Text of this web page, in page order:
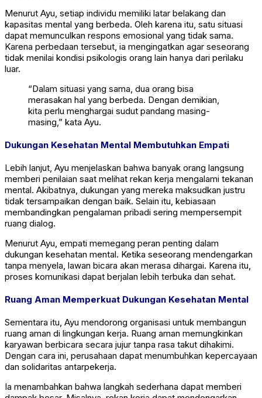
Menurut Ayu, setiap individu memiliki latar belakang dan
kapasitas mental yang berbeda. Oleh karena itu, satu situasi
dapat memunculkan respons emosional yang tidak sama.
Karena perbedaan tersebut, ia mengingatkan agar seseorang
tidak menilai kondisi psikologis orang lain hanya dari perilaku
luar.
“Dalam situasi yang sama, dua orang bisa
merasakan hal yang berbeda. Dengan demikian,
kita perlu menghargai sudut pandang masing-
masing,” kata Ayu.
Dukungan Kesehatan Mental Membutuhkan Empati
Lebih lanjut, Ayu menjelaskan bahwa banyak orang langsung
memberi penilaian saat melihat rekan kerja mengalami tekanan
mental. Akibatnya, dukungan yang mereka maksudkan justru
tidak tersampaikan dengan baik. Selain itu, kebiasaan
membandingkan pengalaman pribadi sering mempersempit
ruang dialog.
Menurut Ayu, empati memegang peran penting dalam
dukungan kesehatan mental. Ketika seseorang mendengarkan
tanpa menyela, lawan bicara akan merasa dihargai. Karena itu,
proses komunikasi dapat berjalan lebih terbuka dan sehat.
Ruang Aman Memperkuat Dukungan Kesehatan Mental
Sementara itu, Ayu mendorong organisasi untuk membangun
ruang aman di lingkungan kerja. Ruang aman memungkinkan
karyawan berbicara secara jujur tanpa rasa takut dihakimi.
Dengan cara ini, perusahaan dapat menumbuhkan kepercayaan
dan solidaritas antarpekerja.
Ia menambahkan bahwa langkah sederhana dapat memberi